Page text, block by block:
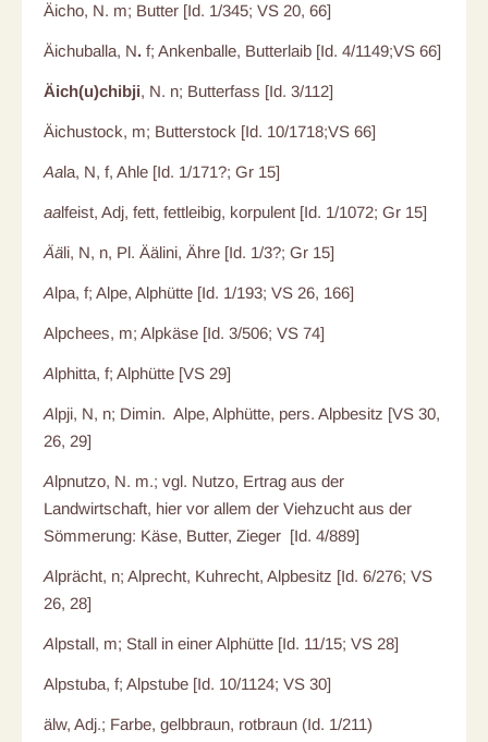
Äicho, N. m; Butter [Id. 1/345; VS 20, 66]
Äichuballa, N. f; Ankenballe, Butterlaib [Id. 4/1149;VS 66]
Äich(u)chibji, N. n; Butterfass [Id. 3/112]
Äichustock, m; Butterstock [Id. 10/1718;VS 66]
Aala, N, f, Ahle [Id. 1/171?; Gr 15]
aalfeist, Adj, fett, fettleibig, korpulent [Id. 1/1072; Gr 15]
Ääli, N, n, Pl. Äälini, Ähre [Id. 1/3?; Gr 15]
Alpa, f; Alpe, Alphütte [Id. 1/193; VS 26, 166]
Alpchees, m; Alpkäse [Id. 3/506; VS 74]
Alphitta, f; Alphütte [VS 29]
Alpji, N, n; Dimin. Alpe, Alphütte, pers. Alpbesitz [VS 30,
26, 29]
Alpnutzo, N. m.; vgl. Nutzo, Ertrag aus der
Landwirtschaft, hier vor allem der Viehzucht aus der
Sömmerung: Käse, Butter, Zieger [Id. 4/889]
Alprächt, n; Alprecht, Kuhrecht, Alpbesitz [Id. 6/276; VS
26, 28]
Alpstall, m; Stall in einer Alphütte [Id. 11/15; VS 28]
Alpstuba, f; Alpstube [Id. 10/1124; VS 30]
älw, Adj.; Farbe, gelbbraun, rotbraun (Id. 1/211)